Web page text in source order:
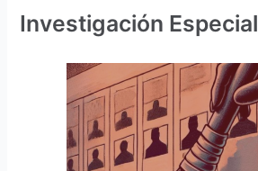
Investigación Especial